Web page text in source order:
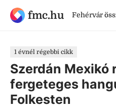
fmc.hu Fehérvár
1 évnél régebbi cikk
Szerdán Mexikó
fergeteges
Folkesten